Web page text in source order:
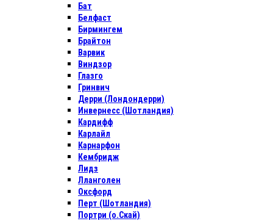
Бат
Белфаст
Бирмингем
Брайтон
Варвик
Виндзор
Глазго
Гринвич
Дерри (Лондондерри)
Инвернесс (Шотландия)
Кардифф
Карлайл
Карнарфон
Кембридж
Лидз
Лланголен
Оксфорд
Перт (Шотландия)
Портри (о.Скай)